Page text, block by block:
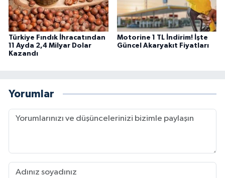
Türkiye Fındık İhracatından
11 Ayda 2,4 Milyar Dolar
Kazandı
Motorine 1 TL İndirim! İşte
Güncel Akaryakıt Fiyatları
Yorumlar